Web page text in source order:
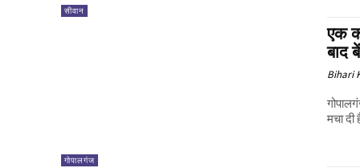
सीवान
गोपालगंज
एक
बाद
Bihari
मचा दी